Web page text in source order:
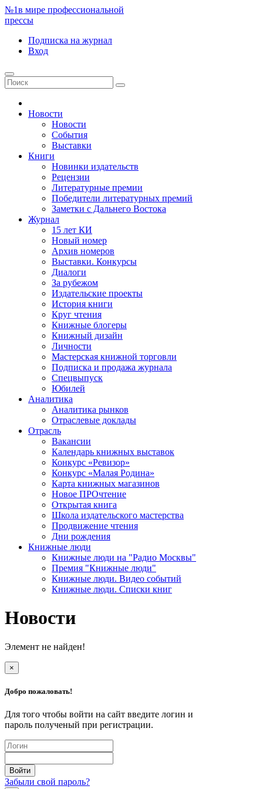
№1в мире профессиональной
прессы
Подписка на журнал
Вход
Новости
Новости
События
Выставки
Книги
Новинки издательств
Рецензии
Литературные премии
Победители литературных премий
Заметки с Дальнего Востока
Журнал
15 лет КИ
Новый номер
Архив номеров
Выставки. Конкурсы
Диалоги
За рубежом
Издательские проекты
История книги
Круг чтения
Книжные блогеры
Книжный дизайн
Личности
Мастерская книжной торговли
Подписка и продажа журнала
Спецвыпуск
Юбилей
Аналитика
Аналитика рынков
Отраслевые доклады
Отрасль
Вакансии
Календарь книжных выставок
Конкурс «Ревизор»
Конкурс «Малая Родина»
Карта книжных магазинов
Новое ПРОчтение
Открытая книга
Школа издательского мастерства
Продвижение чтения
Дни рождения
Книжные люди
Книжные люди на "Радио Москвы"
Премия "Книжные люди"
Книжные люди. Видео событий
Книжные люди. Списки книг
Новости
Элемент не найден!
×
Добро пожаловать!
Для того чтобы войти на сайт введите логин и
пароль полученый при регистрации.
Забыли свой пароль?